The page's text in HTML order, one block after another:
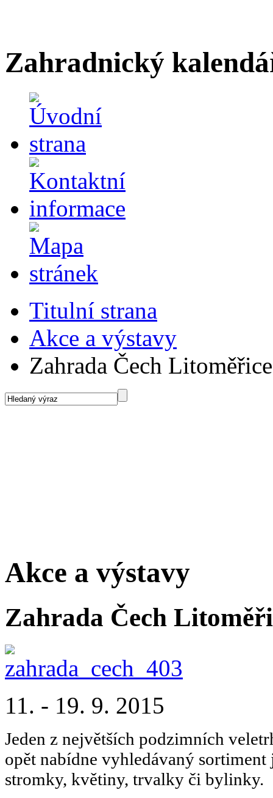
Zahradnický
Titulní strana
Akce a výstavy
Zahrada Čech Litoměřice
Akce a výstavy
Zahrada Čech
11. - 19. 9. 2015
Jeden z největších podzimních
opět nabídne vyhledávaný
stromky, květiny, trvalky či bylinky.